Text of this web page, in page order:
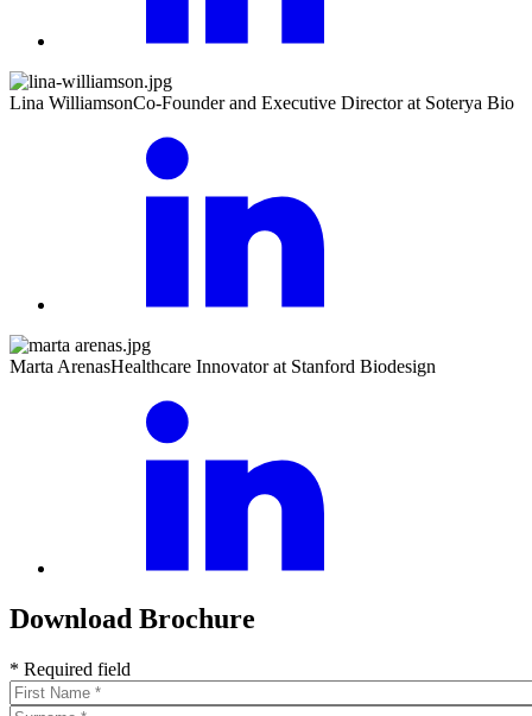
Lina WilliamsonCo-Founder and Executive Director at Soterya Bio
Marta ArenasHealthcare Innovator at Stanford Biodesign
Download Brochure
* Required field